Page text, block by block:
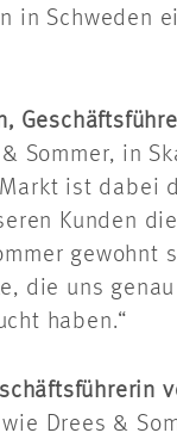
in Schweden
Sommer, in
ist dabei
Kunden
gewohnt
die uns
haben.“
Drees &